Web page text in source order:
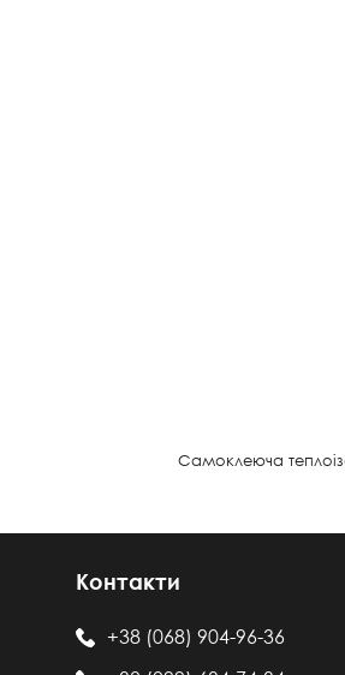
Самоклеюча
Контакти
+38 (068) 904-96-36